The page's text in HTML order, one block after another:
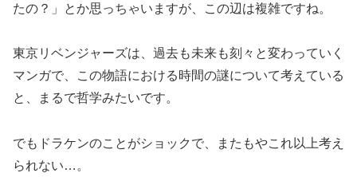
たの？」とか思っちゃいますが、この辺は複雑ですね。
東京リベンジャーズは、過去も未来も刻々と変わっていく
マンガで、この物語における時間の謎について考えている
と、まるで哲学みたいです。
でもドラケンのことがショックで、またもやこれ以上考え
られない…。